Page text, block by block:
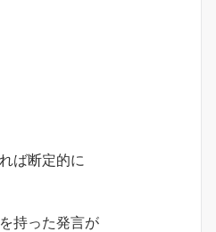
ば断定的に
持った発言が